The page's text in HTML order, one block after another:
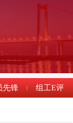
先锋 | 组工E评